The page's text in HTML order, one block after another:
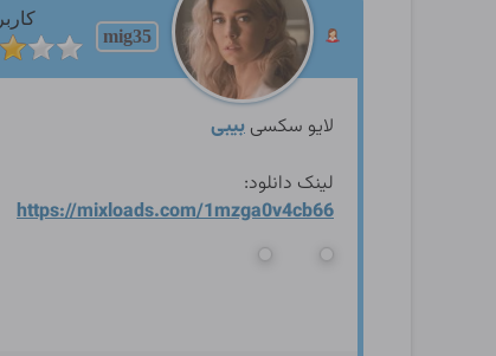
mig35
کاربر
لایو سکسی بیبی
لینک دانلود:
https://mixloads.com/1mzga0v4cb66